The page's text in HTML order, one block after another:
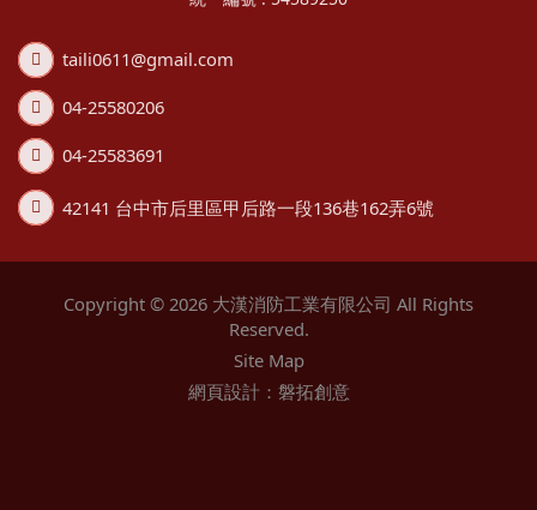
taili0611@gmail.com
04-25580206
04-25583691
42141 台中市后里區甲后路一段136巷162弄6號
Copyright © 2026 大漢消防工業有限公司 All Rights
Reserved.
Site Map
網頁設計：磐拓創意